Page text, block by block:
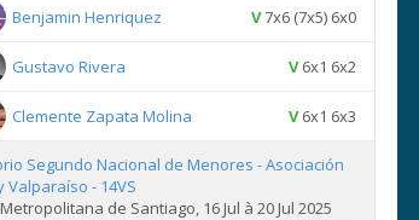
Benjamin Henriquez V7x6 (7x5) 6x0
Gustavo Rivera V6x1 6x2
Clemente Zapata Molina V6x1 6x3
Segundo Nacional de Menores - Asociación
Valparaíso - 14VS
de Santiago, 16 Jul à 20 Jul 2025